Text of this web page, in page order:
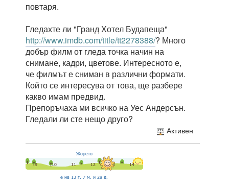
повтаря.
Гледахте ли "Гранд Хотел Будапеща"
http://www.imdb.com/title/tt2278388/? Много
добър филм от гледа точка начин на
снимане, кадри, цветове. Интересното е,
че филмът е сниман в различни формати.
Който се интересува от това, ще разбере
какво имам предвид.
Препоръчаха ми всичко на Уес Андерсън.
Гледали ли сте нещо друго?
Активен